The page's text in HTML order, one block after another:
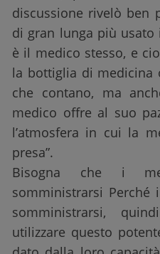
discussione rivelò ben
di gran lunga più usato
è il medico stesso, e
la bottiglia di medicina
che contano, ma
medico offre al suo
l’atmosfera in cui la
presa”.
Bisogna che i
somministrarsi Perché
somministrarsi,
utilizzare questo